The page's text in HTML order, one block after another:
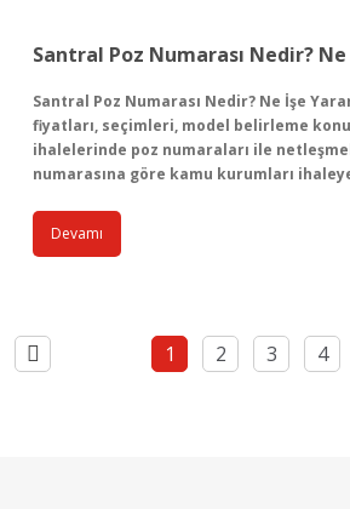
Santral Poz Numarası Nedir?
Santral Poz Numarası Nedir? Ne İşe
fiyatları, seçimleri, model belirleme
ihalelerinde poz numaraları ile
numarasına göre kamu kurumları
Devamı
1 2 3 4